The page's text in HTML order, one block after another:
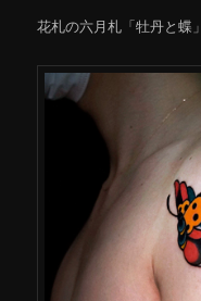
花札の六月札「牡丹と蝶